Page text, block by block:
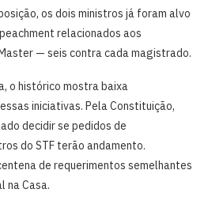
os dois ministros já foram alvo
relacionados aos
— seis contra cada magistrado.
o histórico mostra baixa
iniciativas. Pela Constituição,
decidir se pedidos de
do STF terão andamento.
de requerimentos semelhantes
na Casa.